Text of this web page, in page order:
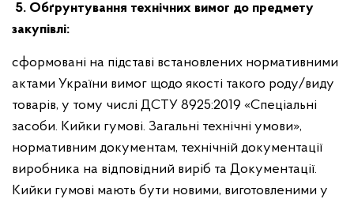
5. Обґрунтування технічних вимог до предмету
закупівлі:
сформовані на підставі встановлених нормативними
актами України вимог щодо якості такого роду/виду
товарів, у тому числі ДСТУ 8925:2019 «Спеціальні
засоби. Кийки гумові. Загальні технічні умови»,
нормативним документам, технічній документації
виробника на відповідний виріб та Документації.
Кийки гумові мають бути новими, виготовленими у